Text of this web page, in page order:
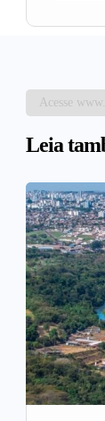
Acesse
Leia